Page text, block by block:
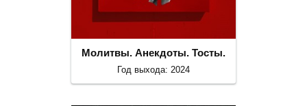
Молитвы. Анекдоты. Тосты.
Год выхода: 2024